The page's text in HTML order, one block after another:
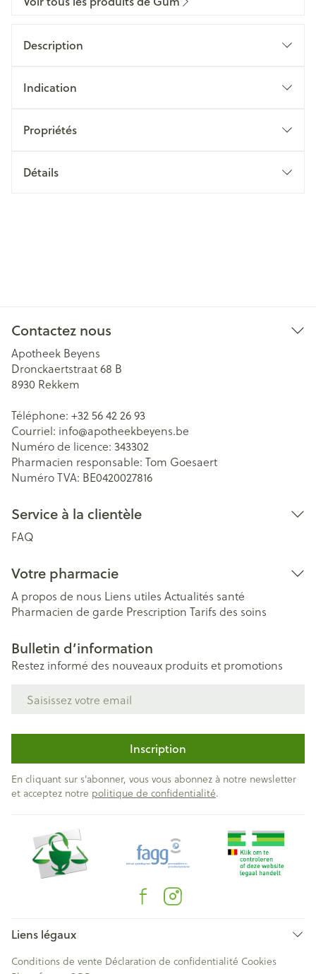
Description
Indication
Propriétés
Détails
Contactez nous
Apotheek Beyens
Dronckaertstraat 68 B
8930 Rekkem
Téléphone: +32 56 42 26 93
Courriel: info@apotheekbeyens.be
Numéro de licence: 343302
Pharmacien responsable: Tom Goesaert
Numéro TVA: BE0420027816
Service à la clientèle
FAQ
Votre pharmacie
A propos de nous Liens utiles Actualités santé
Pharmacien de garde Prescription Tarifs des soins
Bulletin d’information
Restez informé des nouveaux produits et promotions
Inscription
En cliquant sur s'abonner, vous vous abonnez à notre newsletter
et acceptez notre politique de confidentialité.
Liens légaux
Conditions de vente Déclaration de confidentialité Cookies